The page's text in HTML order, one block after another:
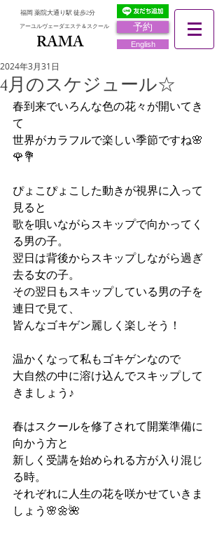
予約
福岡 薬院大通り駅 徒歩2分
アーユルヴェーダエステ＆スクール
RAMA English
4月のスケジュール☆
2024年3月31日
春到来でいろんな色の花々が開いてき
て
世界がカラフルで楽しい季節ですね🌸
🌹💐
ぴょこぴょこした動きが視界に入って
見ると
歌を唄いながらスキップで向かってく
る男の子。
翌日は背後からスキップしながら過ぎ
去る女の子。
その翌日もスキップしている男の子を
連日で見て、
皆んなゴキゲン麗しく楽しそう！
温かくなって私もゴキゲンなので
大自然の中に溶け込んでスキップして
きましょう♪
春はスクールを修了されて開業準備に
向かう方と
新しく受講を始められる方が入り混じ
る時。
それぞれに人生の花を咲かせていきま
しょう🌸🌼🌺